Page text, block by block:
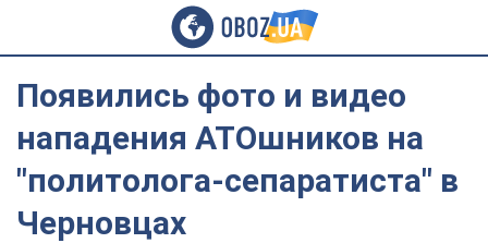
Появились фото и видео
нападения АТОшников на
"политолога-сепаратиста" в
Черновцах